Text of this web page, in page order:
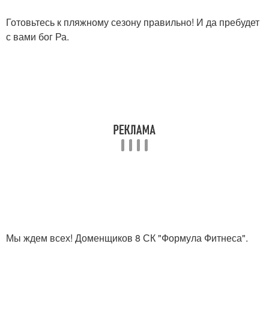
Готовьтесь к пляжному сезону правильно! И да пребудет
с вами бог Ра.
Мы ждем всех! Доменщиков 8 СК "Формула Фитнеса".